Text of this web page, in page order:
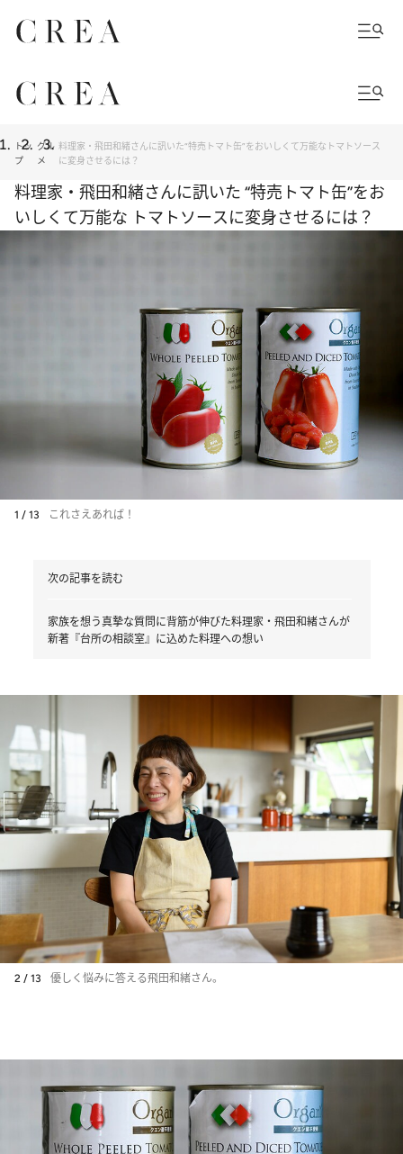
トッ
プ
グル
メ
料理家・飛田和緒さんに訊いた“特売トマト缶”をおいしくて万能なトマトソース
に変身させるには？
料理家・飛田和緒さんに訊いた “特売トマト缶”をお
いしくて万能な トマトソースに変身させるには？
1 / 13 これさえあれば！
次の記事を読む
家族を想う真摯な質問に背筋が伸びた料理家・飛田和緒さんが
新著『台所の相談室』に込めた料理への想い
2 / 13 優しく悩みに答える飛田和緒さん。